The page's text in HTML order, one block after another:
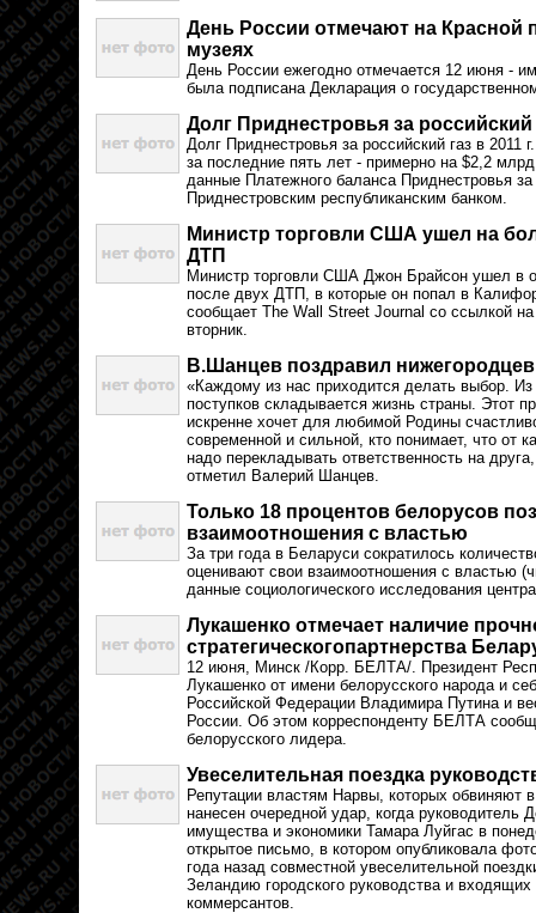
День России отмечают на Красной
музеях
День России ежегодно отмечается 12 июня -
была подписана Декларация о
Долг Приднестровья за
Долг Приднестровья за российский газ в
за последние пять лет - примерно на $2,2
данные Платежного баланса Приднестровья
Приднестровским республиканским банком.
Министр торговли США ушел на
ДТП
Министр торговли США Джон Брайсон ушел в
после двух ДТП, в которые он попал в
сообщает The Wall Street Journal со ссылкой
вторник.
В.Шанцев поздравил
«Каждому из нас приходится делать выбор.
поступков складывается жизнь страны. Этот
искренне хочет для любимой Родины
современной и сильной, кто понимает, что от
надо перекладывать ответственность на
отметил Валерий Шанцев.
Только 18 процентов белорусов
взаимоотношения с властью
За три года в Беларуси сократилось
оценивают свои взаимоотношения с властью
данные социологического исследования
Лукашенко отмечает наличие
стратегическогопартнерства
12 июня, Минск /Корр. БЕЛТА/. Президент
Лукашенко от имени белорусского народа и
Российской Федерации Владимира Путина и
России. Об этом корреспонденту БЕЛТА
белорусского лидера.
Увеселительная поездка
Репутации властям Нарвы, которых обвиняют
нанесен очередной удар, когда руководитель
имущества и экономики Тамара Луйгас в
открытое письмо, в котором опубликовала
года назад совместной увеселительной
Зеландию городского руководства и входящих
коммерсантов.